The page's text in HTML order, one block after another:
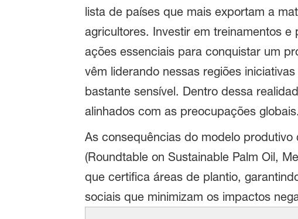
lista de países que mais exportam a
agricultores. Investir em treinamentos
ações essenciais para conquistar um
vêm liderando nessas regiões
bastante sensível. Dentro dessa
alinhados com as preocupações globais.
As consequências do modelo
(Roundtable on Sustainable Palm Oil,
que certifica áreas de plantio,
sociais que minimizam os impactos